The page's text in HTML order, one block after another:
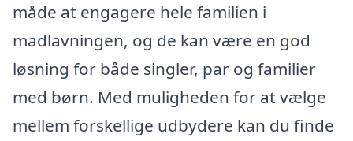
måde at engagere hele familien i
madlavningen, og de kan være en god
løsning for både singler, par og familier
med børn. Med muligheden for at vælge
mellem forskellige udbydere kan du finde